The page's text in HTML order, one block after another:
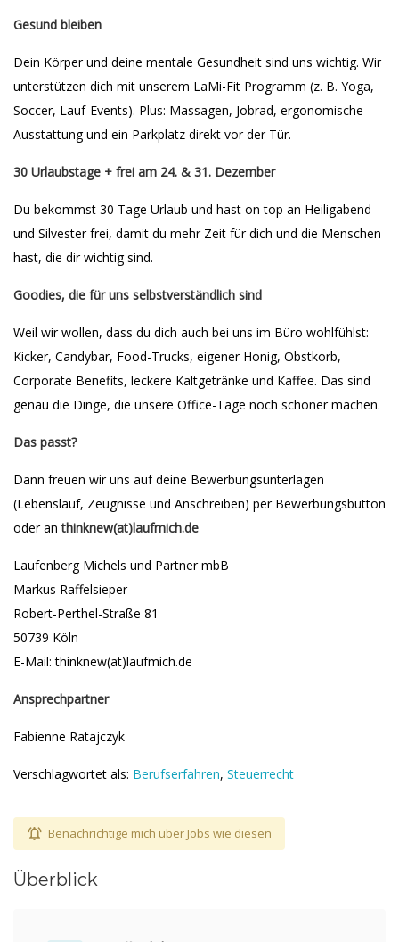
Gesund bleiben
Dein Körper und deine mentale Gesundheit sind uns wichtig. Wir
unterstützen dich mit unserem LaMi-Fit Programm (z. B. Yoga,
Soccer, Lauf-Events). Plus: Massagen, Jobrad, ergonomische
Ausstattung und ein Parkplatz direkt vor der Tür.
30 Urlaubstage + frei am 24. & 31. Dezember
Du bekommst 30 Tage Urlaub und hast on top an Heiligabend
und Silvester frei, damit du mehr Zeit für dich und die Menschen
hast, die dir wichtig sind.
Goodies, die für uns selbstverständlich sind
Weil wir wollen, dass du dich auch bei uns im Büro wohlfühlst:
Kicker, Candybar, Food-Trucks, eigener Honig, Obstkorb,
Corporate Benefits, leckere Kaltgetränke und Kaffee. Das sind
genau die Dinge, die unsere Office-Tage noch schöner machen.
Das passt?
Dann freuen wir uns auf deine Bewerbungsunterlagen
(Lebenslauf, Zeugnisse und Anschreiben) per Bewerbungsbutton
oder anthinknew(at)laufmich.de
Laufenberg Michels und Partner mbB
Markus Raffelsieper
Robert-Perthel-Straße 81
50739 Köln
E-Mail: thinknew(at)laufmich.de
Ansprechpartner
Fabienne Ratajczyk
Verschlagwortet als: Berufserfahren, Steuerrecht
Benachrichtige mich über Jobs wie diesen
Überblick